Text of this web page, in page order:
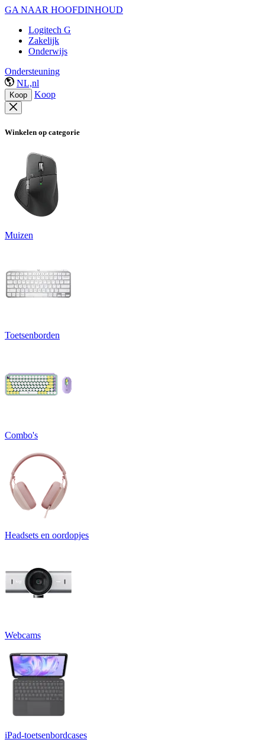
GA NAAR HOOFDINHOUD
Logitech G
Zakelijk
Onderwijs
Ondersteuning
NL,nl
Koop Koop
Winkelen op categorie
Muizen
Toetsenborden
Combo's
Headsets en oordopjes
Webcams
iPad-toetsenbordcases